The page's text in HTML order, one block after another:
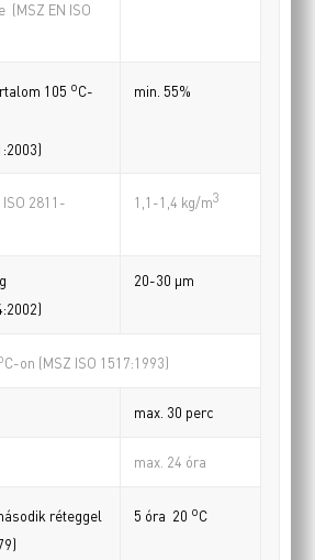
(MSZ EN ISO
105 oC-
min. 55%
2811-
1,1-1,4 kg/m3
20-30 µm
C-on (MSZ ISO 1517:1993)
max. 30 perc
max. 24 óra
réteggel
5 óra 20 oC